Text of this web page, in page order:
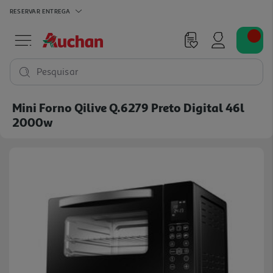
RESERVAR ENTREGA
Pesquisar
Mini Forno Qilive Q.6279 Preto Digital 46l
2000w